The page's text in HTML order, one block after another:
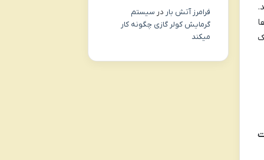
فرامرز آتش بار در سیستم
گرمایش کولر گازی چگونه کار
میکند